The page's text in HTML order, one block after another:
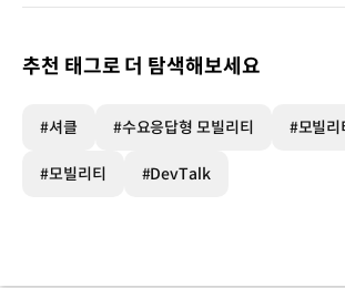
추천 태그로 더 탐색해보세요
#셔클 #수요응답형 모빌리티 #모빌리
#모빌리티 #DevTalk